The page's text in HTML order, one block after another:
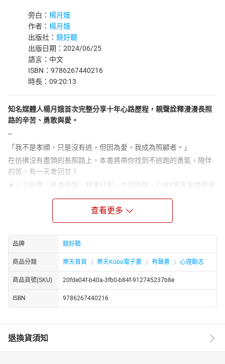
旁白： 楊月娥
作者： 楊月娥
出版社： 鏡好聽
出版日期：2024/06/25
語言：中文
ISBN：9786267440216
時長：09:20:13
知名媒體人楊月娥首次完整分享十年心路歷程，親聲詮釋漫漫長照
路的辛苦、勇敢與愛。
--
「我不是孝順，只是沒有逃，但因為愛，我成為照顧者。」
在彷彿沒有盡頭的長照路上，本書將帶你找到不逃跑的勇氣，陪伴
的苦，有一天會回甘！
★三立新聞、東森新聞、蘋果日報、中國時報、TVBS等多家媒體專
★台灣步入少子化、超高齡社會，你我必讀的照顧之書
◎ 生命考驗無預警，人人有機會成為照顧者
人終會老去，人生轉彎處難保意外不會降臨，隨著台灣社會老化程
度逐年攀升，2025年失能人口預估將突破百萬，其中近半數必須完
全仰賴家庭自行照顧。
面對長照議題，多數人會覺得自己還年輕，跟自己無關，或是等遇
到之後再說，但多數生命考驗，總來得讓人措手不及，因此你我都
需要隨時做好陪病相伴的準備。
◎ 長達十年的陪伴之路，照顧家人也照顧自己
實生活中卻經歷了十年的長照接力賽：公公中風、媽媽氣切、小女
兒血癌、妹妹中風、大女兒腦炎……
查看更多
品牌 鏡好聽
商品分類 樂天首頁 樂天Kobo電子書 有聲書 心理勵志
商品貨號(SKU) 20fde04f-b40a-3fb0-b84f-912745237b8e
ISBN 9786267440216
退換貨須知